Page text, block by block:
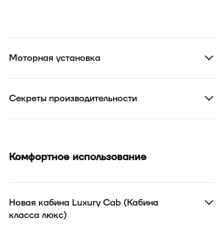
Моторная установка
Секреты производительности
Комфортное использование
Новая кабина Luxury Cab (Кабина
класса люкс)